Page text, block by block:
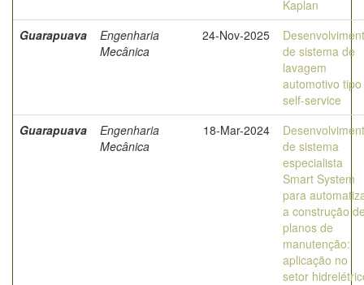
Kaplan
Guarapuava
Engenharia
Mecânica
24-Nov-2025
de sistema de
lavagem
automotivo tipo
self-service
Guarapuava
Engenharia
Mecânica
18-Mar-2024
de sistema
especialista
Smart System
para
a construção
planos de
manutenção:
aplicação no
setor